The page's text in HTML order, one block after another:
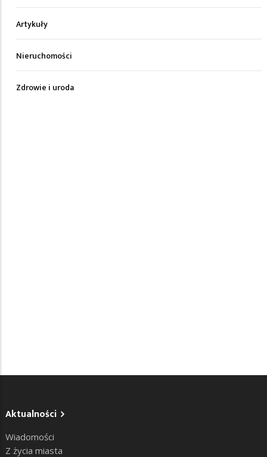
Artykuły
Nieruchomości
Zdrowie i uroda
Aktualności
Wiadomości
Z życia miasta